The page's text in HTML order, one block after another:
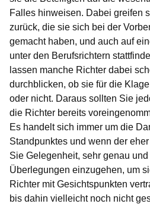
Falles hinweisen. Dabei greifen
zurück, die sie sich bei der
gemacht haben, und auch auf
unter den Berufsrichtern
lassen manche Richter dabei
durchblicken, ob sie für die
oder nicht. Daraus sollten Sie
die Richter bereits
Es handelt sich immer um die
Standpunktes und wenn der
Sie Gelegenheit, sehr genau
Überlegungen einzugehen, um
Richter mit Gesichtspunkten
bis dahin vielleicht noch nicht